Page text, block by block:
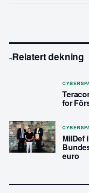
→Relatert dekning
for
MilDef
euro